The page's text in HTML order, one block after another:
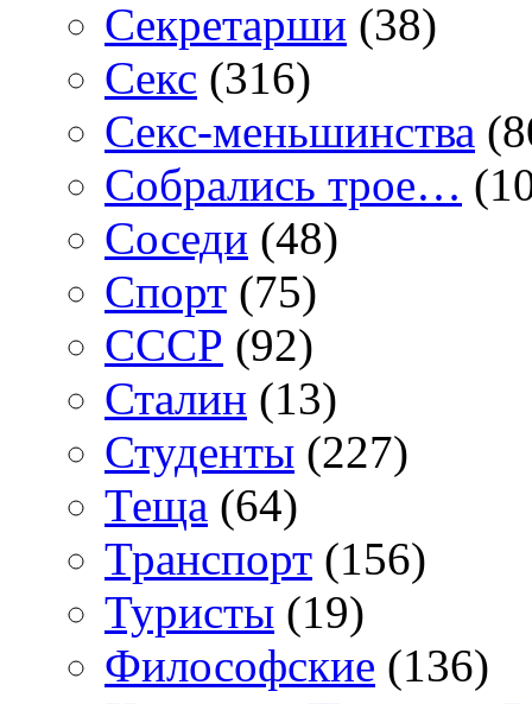
Секретарши (38)
Секс (316)
Секс-меньшинства
Собрались трое…
Соседи (48)
Спорт (75)
СССР (92)
Сталин (13)
Студенты (227)
Теща (64)
Транспорт (156)
Туристы (19)
Философские (136)